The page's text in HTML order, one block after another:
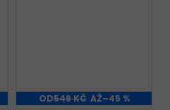
OD549 KČ AŽ–45 %